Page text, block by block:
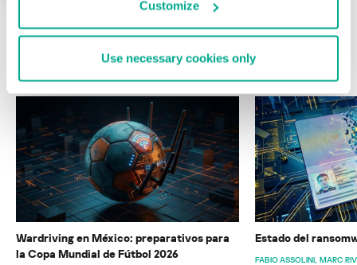
Customize
Use necessary cookies only
ÚLTIMAS PUBLICACIONES
Wardriving en México: preparativos para
la Copa Mundial de Fútbol 2026
Estado del
FABIO ASSOLINI MARC